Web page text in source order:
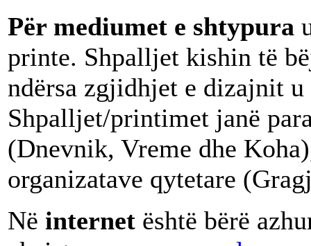
Për mediumet e shtypura
printe. Shpalljet kishin të
ndërsa zgjidhjet e dizajnit
Shpalljet/printimet janë
(Dnevnik, Vreme dhe
organizatave qytetare
Në internet është bërë